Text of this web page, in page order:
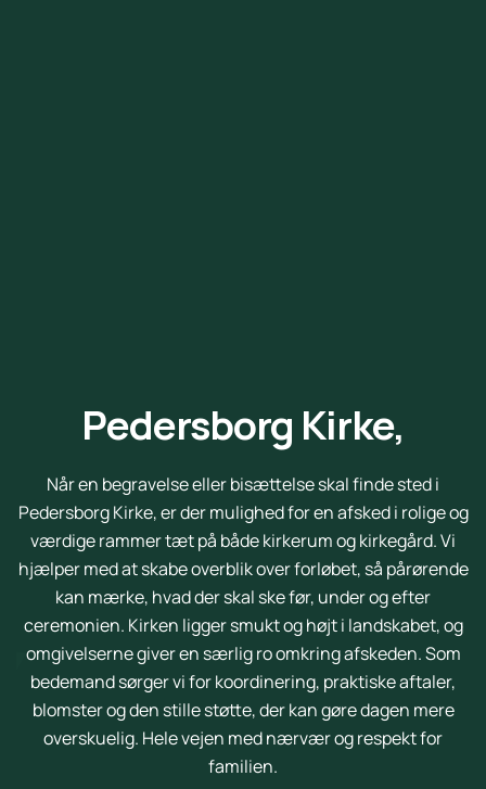
Pedersborg Kirke,
Når en begravelse eller bisættelse skal finde sted i
Pedersborg Kirke, er der mulighed for en afsked i rolige og
værdige rammer tæt på både kirkerum og kirkegård. Vi
hjælper med at skabe overblik over forløbet, så pårørende
kan mærke, hvad der skal ske før, under og efter
ceremonien. Kirken ligger smukt og højt i landskabet, og
omgivelserne giver en særlig ro omkring afskeden. Som
bedemand sørger vi for koordinering, praktiske aftaler,
blomster og den stille støtte, der kan gøre dagen mere
overskuelig. Hele vejen med nærvær og respekt for
familien.